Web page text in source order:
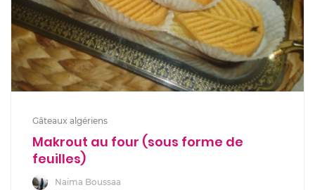
Gâteaux algériens
Makrout au four (sous forme de
feuilles)
Naima Boussaa